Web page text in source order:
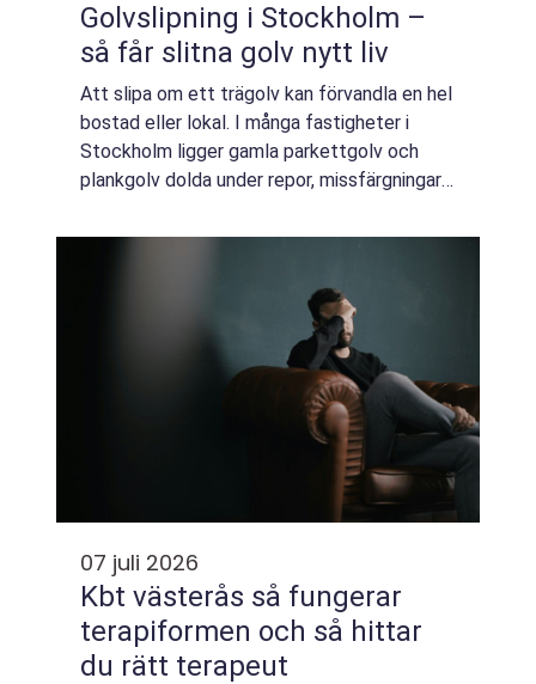
Golvslipning i Stockholm –
så får slitna golv nytt liv
Att slipa om ett trägolv kan förvandla en hel
bostad eller lokal. I många fastigheter i
Stockholm ligger gamla parkettgolv och
plankgolv dolda under repor, missfärgningar
moderna maskin...
07 juli 2026
Kbt västerås så fungerar
terapiformen och så hittar
du rätt terapeut